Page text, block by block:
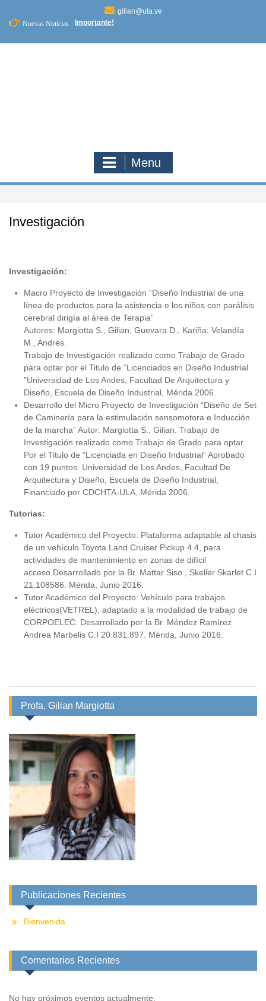
gilian@ula.ve
Nuevas Noticias
Importante!
Menu
Investigación
Investigación:
Macro Proyecto de Investigación “Diseño Industrial de una
línea de productos para la asistencia e los niños con parálisis
cerebral dirigía al área de Terapia”
Autores: Margiotta S., Gilian; Guevara D., Kariña; Velandía
M., Andrés.
Trabajo de Investigación realizado como Trabajo de Grado
para optar por el Titulo de “Licenciados en Diseño Industrial
”Universidad de Los Andes, Facultad De Arquitectura y
Diseño, Escuela de Diseño Industrial, Mérida 2006.
Desarrollo del Micro Proyecto de Investigación “Diseño de Set
de Caminería para la estimulación sensomotora e Inducción
de la marcha” Autor: Margiotta S., Gilian. Trabajo de
Investigación realizado como Trabajo de Grado para optar
Por el Titulo de “Licenciada en Diseño Industrial” Aprobado
con 19 puntos. Universidad de Los Andes, Facultad De
Arquitectura y Diseño, Escuela de Diseño Industrial,
Financiado por CDCHTA-ULA, Mérida 2006.
Tutorias:
Tutor Académico del Proyecto: Plataforma adaptable al chasis
de un vehículo Toyota Land Cruiser Pickup 4.4, para
actividades de mantenimiento en zonas de difícil
acceso.Desarrollado por la Br. Mattar Siso , Skelier Skarlet C.I
21.108586. Mérida, Junio 2016.
Tutor Académico del Proyecto: Vehículo para trabajos
eléctricos(VETREL), adaptado a la modalidad de trabajo de
CORPOELEC. Desarrollado por la Br. Méndez Ramírez
Andrea Marbelis C.I 20.831.897. Mérida, Junio 2016.
Profa. Gilian Margiotta
Publicaciones Recientes
Bienvenida
Comentarios Recientes
No hay próximos eventos actualmente.